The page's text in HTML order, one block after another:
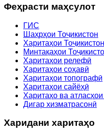
Феҳрасти маҳсулот
ГИС
Шаҳрҳои Тоҷикистон
Харитаҳои Тоҷикистон
Минтақаҳои
Харитаҳои релефӣ
Харитаҳои соҳавӣ
Харитаҳои топографӣ
Харитаҳои сайёҳӣ
Харитаҳо ва
Дигар хизматрасонӣ
Харидани харитаҳо